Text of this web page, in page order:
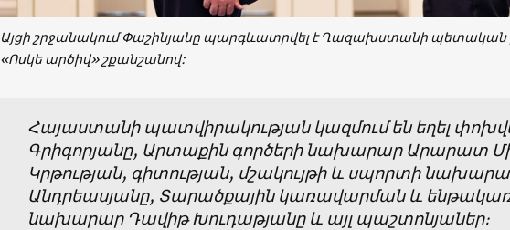
Այցի շրջանակում Փաշինյանը պարգևատրվել է Ղազախստանի պետական
«Ոսկե արծիվ» շքանշանով:
Հայաստանի պատվիրակության կազմում են եղել
Գրիգորյանը, Արտաքին գործերի նախարար Արարատ
Կրթության, գիտության, մշակույթի և սպորտի
Անդրեասյանը, Տարածքային կառավարման և
նախարար Դավիթ Խուդաթյանը և այլ պաշտոնյաներ։